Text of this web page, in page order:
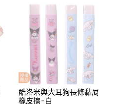
酷洛米與大耳狗長條黏屑
橡皮擦-白